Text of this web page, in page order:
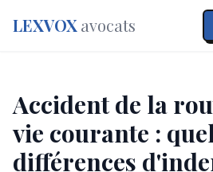
LEXVOX avocats
Accident de la
vie courante :
différences